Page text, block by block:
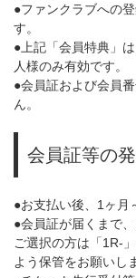
●ファンクラブへの
す。
●上記「会員特典」
人様のみ有効です。
●会員証および会員
ん。
会員証等の
●お支払い後、1ヶ月
●会員証が届くまで
ご選択の方は「1R-
よう保管をお願いし